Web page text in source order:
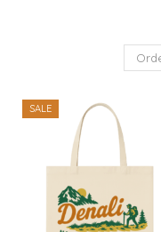
SALE